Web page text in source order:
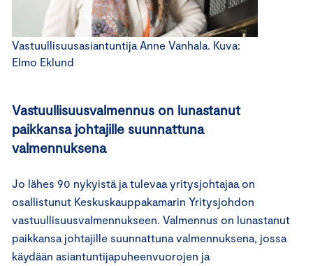
Vastuullisuusasiantuntija Anne Vanhala. Kuva:
Elmo Eklund
Vastuullisuusvalmennus on lunastanut
paikkansa johtajille suunnattuna
valmennuksena
Jo lähes 90 nykyistä ja tulevaa yritysjohtajaa on
osallistunut Keskuskauppakamarin Yritysjohdon
vastuullisuusvalmennukseen. Valmennus on lunastanut
paikkansa johtajille suunnattuna valmennuksena, jossa
käydään asiantuntijapuheenvuorojen ja